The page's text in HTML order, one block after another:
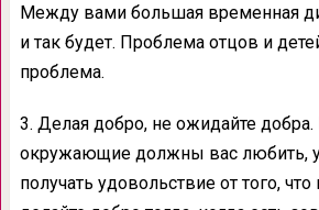
Между вами большая временная
и так будет. Проблема отцов и
проблема.
3. Делая добро, не ожидайте добра.
окружающие должны вас любить,
получать удовольствие от того,